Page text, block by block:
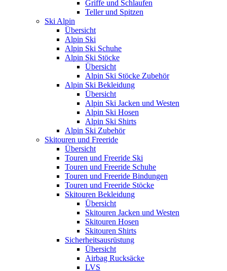
Griffe und Schlaufen
Teller und Spitzen
Ski Alpin
Übersicht
Alpin Ski
Alpin Ski Schuhe
Alpin Ski Stöcke
Übersicht
Alpin Ski Stöcke Zubehör
Alpin Ski Bekleidung
Übersicht
Alpin Ski Jacken und Westen
Alpin Ski Hosen
Alpin Ski Shirts
Alpin Ski Zubehör
Skitouren und Freeride
Übersicht
Touren und Freeride Ski
Touren und Freeride Schuhe
Touren und Freeride Bindungen
Touren und Freeride Stöcke
Skitouren Bekleidung
Übersicht
Skitouren Jacken und Westen
Skitouren Hosen
Skitouren Shirts
Sicherheitsausrüstung
Übersicht
Airbag Rucksäcke
LVS